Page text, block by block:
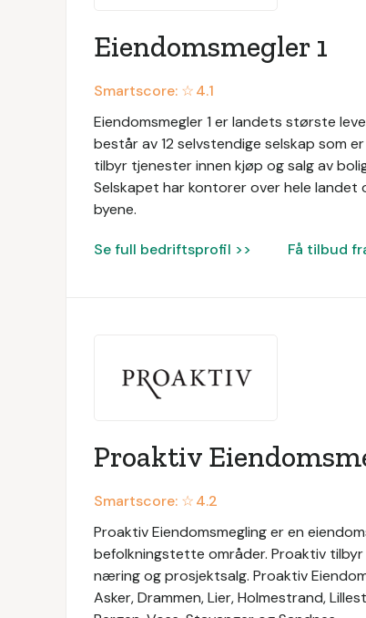
Eiendomsmegler 1
Smartscore: ☆4.1
Eiendomsmegler 1 er landets største
består av 12 selvstendige selskap som
tilbyr tjenester innen kjøp og salg av
Selskapet har kontorer over hele
byene.
Se full bedriftsprofil >> Få tilbud
Proaktiv
Smartscore: ☆4.2
Proaktiv Eiendomsmegling er en
befolkningstette områder. Proaktiv
næring og prosjektsalg. Proaktiv
Asker, Drammen, Lier, Holmestrand,